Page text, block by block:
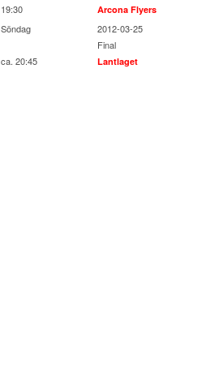
19:30 Arcona Flyers
Söndag
2012-03-25
Final
ca. 20:45
Lantlaget